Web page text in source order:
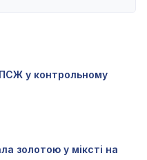
у контрольному
золотою у міксті на